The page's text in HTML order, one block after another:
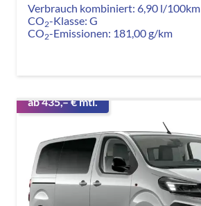
Verbrauch kombiniert: 6,90 l/100km
CO2-Klasse: G
CO2-Emissionen: 181,00 g/km
ab 435,– € mtl.